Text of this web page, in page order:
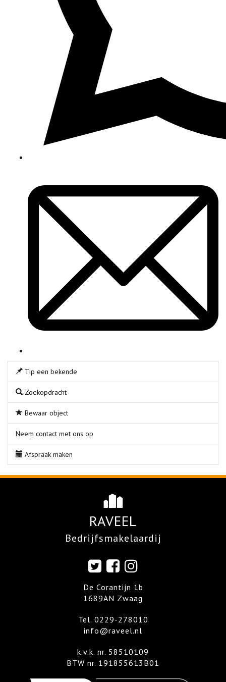
Tip een bekende
Zoekopdracht
Bewaar object
Neem contact met ons op
Afspraak maken
RAVEEL
Bedrijfsmakelaardij
De Corantijn 1b
1689AN Zwaag
Tel. 0229-278010
info@raveel.nl
k.v.k. nr. 58510109
BTW nr. 191855613B01